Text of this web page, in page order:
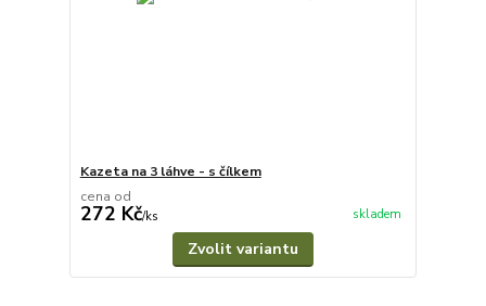
Kazeta na 3 láhve - s čílkem
cena od
272 Kč/ks skladem
Zvolit variantu